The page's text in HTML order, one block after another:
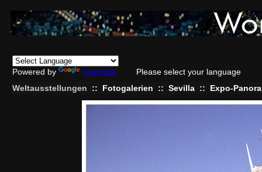
Powered by Translate
Please select your language
Weltausstellungen
:: Fotogalerien :: Sevilla :: Expo-